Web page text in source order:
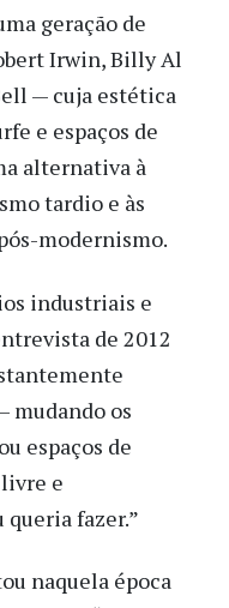
geração de
Irwin, Billy Al
— cuja estética
e espaços de
alternativa à
tardio e às
modernismo.
industriais e
de 2012
mudando os
espaços de
e
queria fazer.”
naquela época